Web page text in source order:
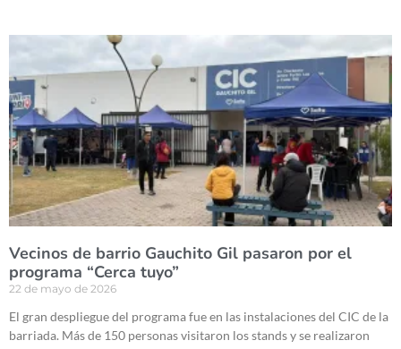
Vecinos de barrio Gauchito Gil pasaron por el
programa “Cerca tuyo”
22 de mayo de 2026
El gran despliegue del programa fue en las instalaciones del CIC de la
barriada. Más de 150 personas visitaron los stands y se realizaron